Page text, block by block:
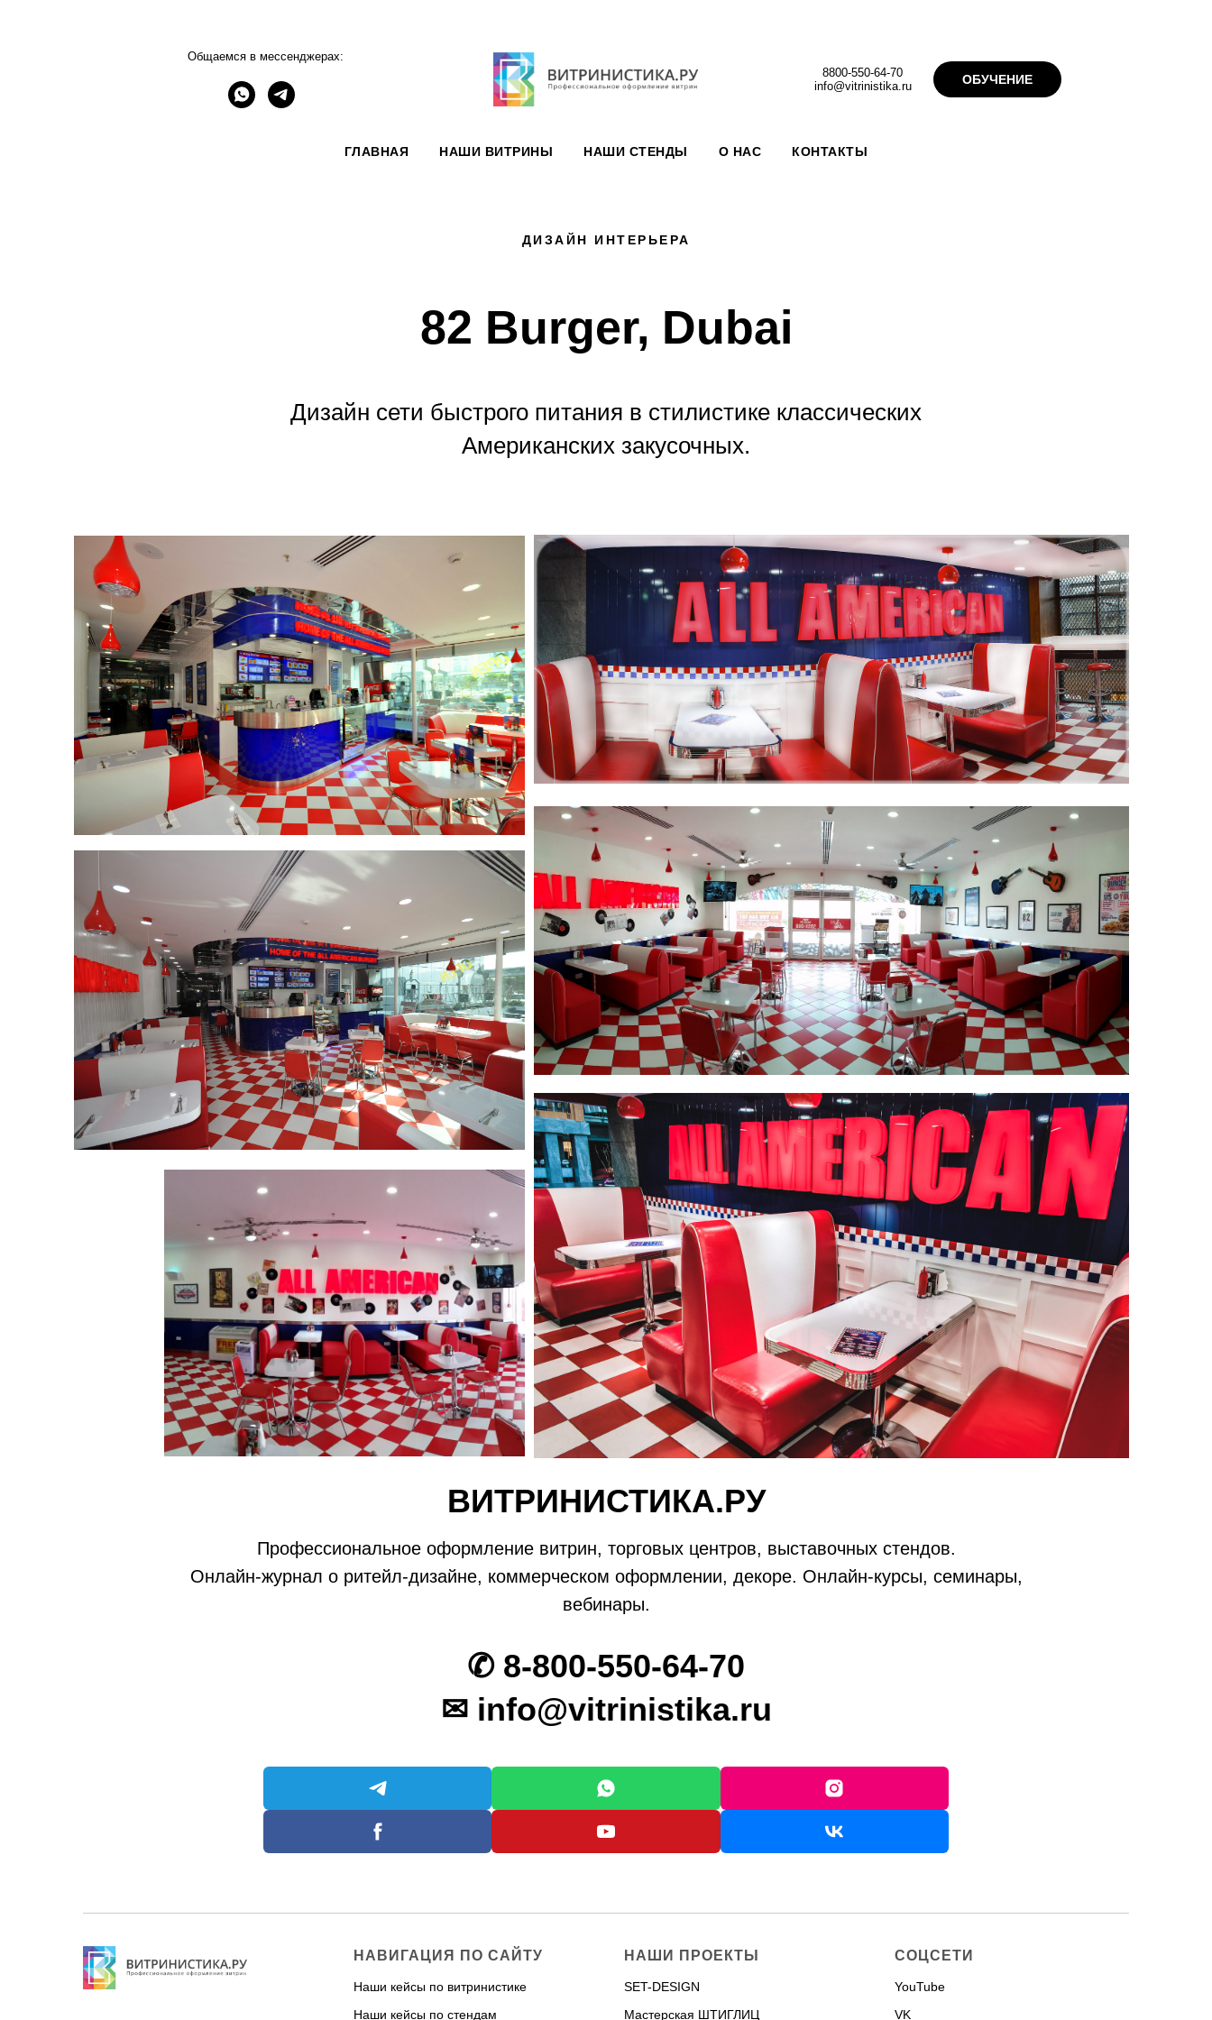
Общаемся в мессенджерах:
8800-550-64-70
info@vitrinistika.ru
ОБУЧЕНИЕ
ГЛАВНАЯ НАШИ ВИТРИНЫ НАШИ СТЕНДЫ О НАС КОНТАКТЫ
ДИЗАЙН ИНТЕРЬЕРА
82 Burger, Dubai
Дизайн сети быстрого питания в стилистике классических
Американских закусочных.
ВИТРИНИСТИКА.РУ
Профессиональное оформление витрин, торговых центров, выставочных стендов.
Онлайн-журнал о ритейл-дизайне, коммерческом оформлении, декоре. Онлайн-курсы, семинары,
вебинары.
✆ 8-800-550-64-70
✉ info@vitrinistika.ru
НАВИГАЦИЯ ПО САЙТУ
Наши кейсы по витринистике
Наши кейсы по стендам
НАШИ ПРОЕКТЫ
SET-DESIGN
Мастерская ШТИГЛИЦ
СОЦСЕТИ
YouTube
VK